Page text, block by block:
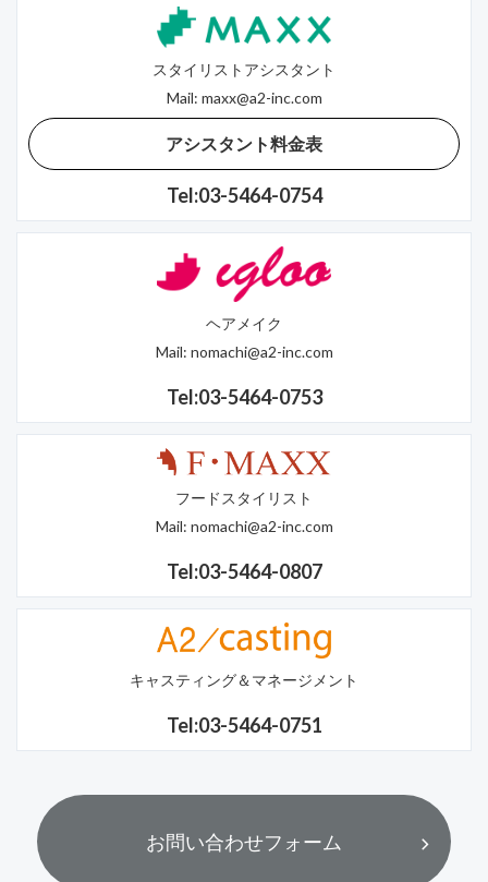
スタイリストアシスタント
Mail: maxx@a2-inc.com
アシスタント料金表
Tel:03-5464-0754
ヘアメイク
Mail: nomachi@a2-inc.com
Tel:03-5464-0753
フードスタイリスト
Mail: nomachi@a2-inc.com
Tel:03-5464-0807
キャスティング＆マネージメント
Tel:03-5464-0751
お問い合わせフォーム